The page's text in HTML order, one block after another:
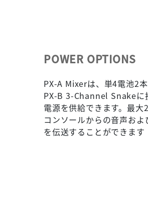
POWER OPTIONS
PX-A Mixerは、単4電池2
PX-B 3-Channel Snakeに
電源を供給できます。最大
コンソールからの音声お
を伝送することができます